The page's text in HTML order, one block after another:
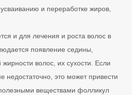
и переработке жиров,
и для лечения и роста волос в
появление седины,
волос, их сухости. Если
недостаточно, это может привести
веществами фолликул